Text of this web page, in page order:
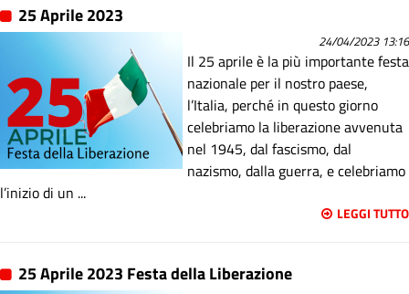
25 Aprile 2023
24/04/2023 13:16
Il 25 aprile è la più importante festa
nazionale per il nostro paese,
l’Italia, perché in questo giorno
celebriamo la liberazione avvenuta
nel 1945, dal fascismo, dal
nazismo, dalla guerra, e celebriamo
l’inizio di un ...
LEGGI TUTTO
25 Aprile 2023 Festa della Liberazione